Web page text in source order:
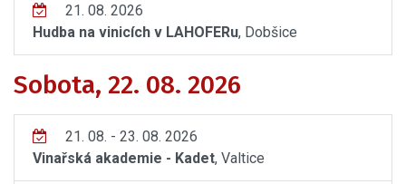
21. 08. 2026
Hudba na vinicích v LAHOFERu, Dobšice
Sobota, 22. 08. 2026
21. 08. - 23. 08. 2026
Vinařská akademie - Kadet, Valtice